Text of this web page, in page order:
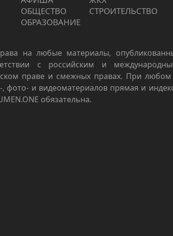
ОБЩЕСТВО
ОБРАЗОВАНИЕ
СТРОИТЕЛЬСТВО
на любые материалы,
с российским и
праве и смежных правах. При любом
, фото- и видеоматериалов прямая и
обязательна.